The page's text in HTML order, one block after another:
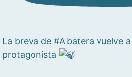
La breva de #Albatera vuelve
protagonista